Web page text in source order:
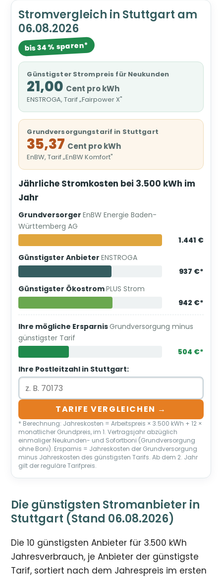
Stromvergleich in Stuttgart am
06.08.2026
bis 34 % sparen*
Günstigster Strompreis für Neukunden
21,00 Cent pro kWh
ENSTROGA, Tarif „Fairpower X"
Grundversorgungstarif in Stuttgart
35,37 Cent pro kWh
EnBW, Tarif „EnBW Komfort"
Jährliche Stromkosten bei 3.500 kWh im
Jahr
GrundversorgerEnBW Energie Baden-
Württemberg AG
1.441 €
Günstigster AnbieterENSTROGA
937 €*
Günstigster ÖkostromPLUS Strom
942 €*
Ihre mögliche ErsparnisGrundversorgung minus
günstigster Tarif
504 €*
Ihre Postleitzahl in Stuttgart:
TARIFE VERGLEICHEN →
* Berechnung: Jahreskosten = Arbeitspreis × 3.500 kWh + 12 ×
monatlicher Grundpreis, im 1. Vertragsjahr abzüglich
einmaliger Neukunden- und Sofortboni (Grundversorgung
ohne Boni). Ersparnis = Jahreskosten der Grundversorgung
minus Jahreskosten des günstigsten Tarifs. Ab dem 2. Jahr
gilt der reguläre Tarifpreis.
Die günstigsten Stromanbieter in
Stuttgart (Stand 06.08.2026)
Die 10 günstigsten Anbieter für 3.500 kWh
Jahresverbrauch, je Anbieter der günstigste
Tarif, sortiert nach dem Jahrespreis im ersten